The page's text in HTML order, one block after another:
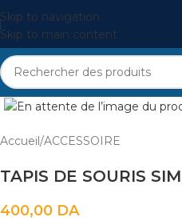
Skip to navigation
Skip to main content
Cliquez pour agrandir
Accueil /ACCESSOIRE
TAPIS DE SOURIS
400,00 DA